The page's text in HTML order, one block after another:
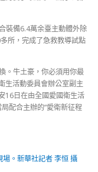
裝備6.4萬余臺主動體外除
所，完成了急救教導試點
。牛土豪，你必須用你最
生活動委員會辦公室副主
16日在由全國愛國衛生活
配合主辦的“愛衛新征程
。 新華社記者 李恒 攝